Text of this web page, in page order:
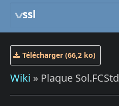
ssl
Télécharger (66,2 ko)
Wiki » Plaque Sol.FCStd